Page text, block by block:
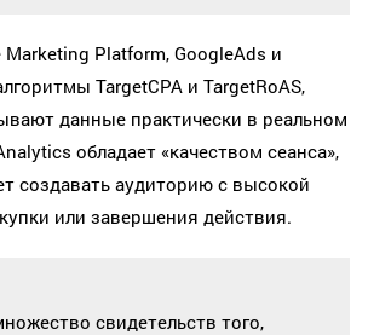
Platform, GoogleAds и
TargetCPA и TargetRoAS,
данные практически в реальном
обладает «качеством сеанса»,
создавать аудиторию с высокой
или завершения действия.
свидетельств того,